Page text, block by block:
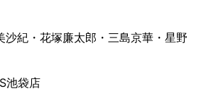
沙紀・花塚廉太郎・三島京華・星野
池袋店